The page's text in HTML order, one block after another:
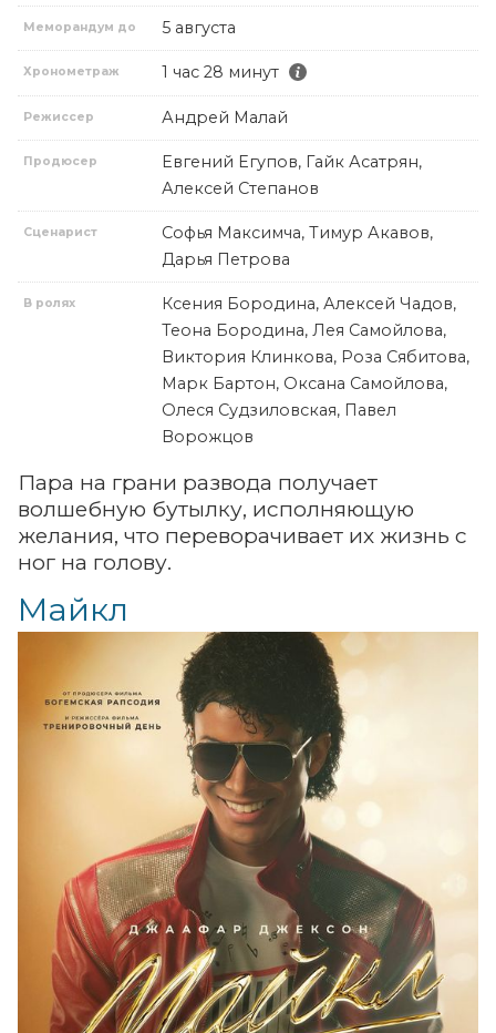
Меморандум до 5 августа
Хронометраж 1 час 28 минут
Режиссер Андрей Малай
Продюсер
Евгений Егупов, Гайк Асатрян,
Алексей Степанов
Сценарист
Софья Максимча, Тимур Акавов,
Дарья Петрова
В ролях
Ксения Бородина, Алексей Чадов,
Теона Бородина, Лея Самойлова,
Виктория Клинкова, Роза Сябитова,
Марк Бартон, Оксана Самойлова,
Олеся Судзиловская, Павел
Ворожцов
Пара на грани развода получает
волшебную бутылку, исполняющую
желания, что переворачивает их жизнь с
ног на голову.
Майкл